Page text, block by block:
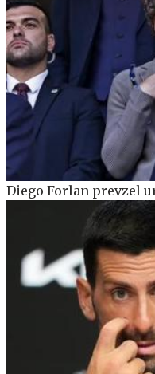
Diego Forlan prevzel